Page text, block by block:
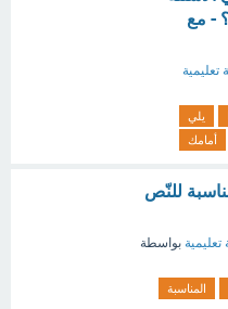
- مع
تعليمية
يلي
أمامك
للنّص
تعليمية بواسطة
المناسبة